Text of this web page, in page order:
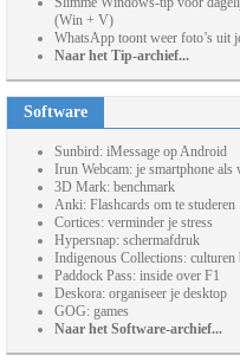
(Win + V)
WhatsApp toont weer foto’s uit
Naar het Tip-archief...
Software
Sunbird: iMessage op Android
Irun Webcam: je smartphone als
3D Mark: benchmark
Anki: Flashcards om te studeren
Cortices: verminder je stress
Hypersnap: schermafdruk
Indigenous Collections: culturen
Paddock Pass: inside over F1
Deskora: organiseer je desktop
GOG: games
Naar het Software-archief...